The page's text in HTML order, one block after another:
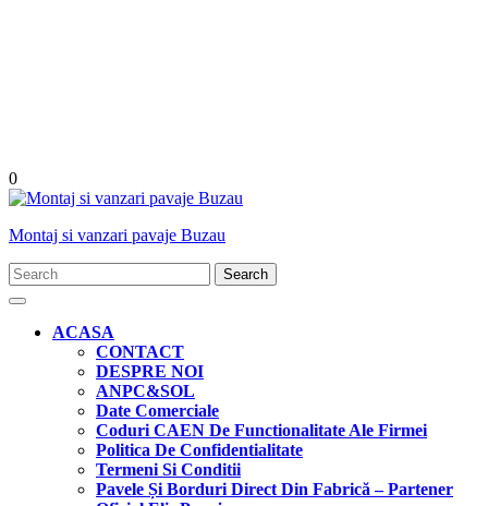
Skip
to
shopping
cart
0
Montaj si vanzari pavaje Buzau
Search
for:
Open
ButtonACASA
CONTACT
DESPRE NOI
ANPC&SOL
Date Comerciale
Coduri CAEN De Functionalitate Ale Firmei
Politica De Confidentialitate
Termeni Si Conditii
Pavele Și Borduri Direct Din Fabrică – Partener